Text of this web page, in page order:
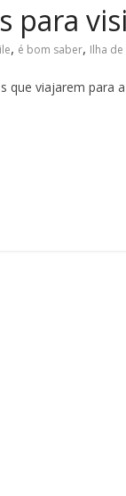
para
, é bom saber, Ilha
que viajarem para